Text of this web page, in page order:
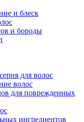
и блеск
и бороды
для волос
волос
для поврежденных
ингредиентов